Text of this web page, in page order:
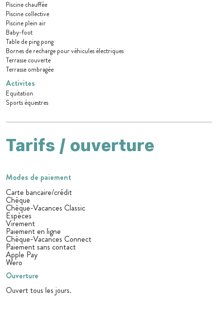
Piscine chauffée
Piscine collective
Piscine plein air
Baby-foot
Table de ping pong
Bornes de recharge pour véhicules électriques
Terrasse couverte
Terrasse ombragée
Activites
Equitation
Sports équestres
Tarifs / ouverture
Modes de paiement
Carte bancaire/crédit
Chèque
Chèque-Vacances Classic
Espèces
Virement
Paiement en ligne
Chèque-Vacances Connect
Paiement sans contact
Apple Pay
Wero
Ouverture
Ouvert tous les jours.